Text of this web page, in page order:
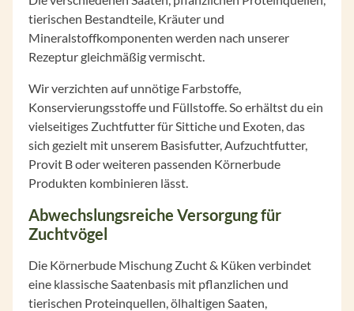
tierischen Bestandteile, Kräuter und
Mineralstoffkomponenten werden nach unserer
Rezeptur gleichmäßig vermischt.
Wir verzichten auf unnötige Farbstoffe,
Konservierungsstoffe und Füllstoffe. So erhältst du ein
vielseitiges Zuchtfutter für Sittiche und Exoten, das
sich gezielt mit unserem Basisfutter, Aufzuchtfutter,
Provit B oder weiteren passenden Körnerbude
Produkten kombinieren lässt.
Abwechslungsreiche Versorgung für
Zuchtvögel
Die Körnerbude Mischung Zucht & Küken verbindet
eine klassische Saatenbasis mit pflanzlichen und
tierischen Proteinquellen, ölhaltigen Saaten,